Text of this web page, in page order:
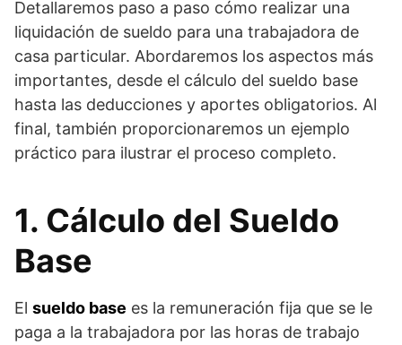
Detallaremos paso a paso cómo realizar una
liquidación de sueldo para una trabajadora de
casa particular. Abordaremos los aspectos más
importantes, desde el cálculo del sueldo base
hasta las deducciones y aportes obligatorios. Al
final, también proporcionaremos un ejemplo
práctico para ilustrar el proceso completo.
1. Cálculo del Sueldo
Base
El sueldo base es la remuneración fija que se le
paga a la trabajadora por las horas de trabajo